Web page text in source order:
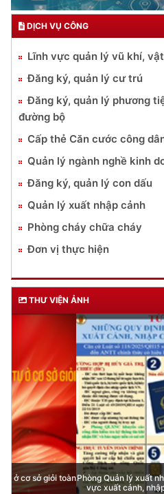
DỊCH VỤ CÔNG
Lĩnh vực quản lý vũ khí,
Đăng ký, quản lý cư trú
Đăng ký, quản lý phương
đường bộ
Cấp thẻ Căn cước công
Quản lý ngành nghề kinh
Đăng ký, quản lý con dấu
Quản lý xuất nhập cảnh
Phòng cháy chữa cháy
Đơn vị thực hiện
THƯ VIỆN ẢNH
Phòng Quản lý xuất nhập cảnh:
vực xuất cảnh, nhập cảnh của